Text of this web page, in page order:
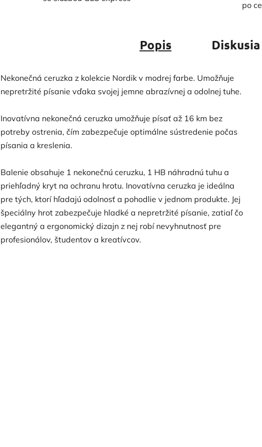
po
Popis Diskusia
Nekonečná ceruzka z kolekcie Nordik v modrej farbe. Umožňuje
nepretržité písanie vďaka svojej jemne abrazívnej a odolnej tuhe.
Inovatívna nekonečná ceruzka umožňuje písať až 16 km bez
potreby ostrenia, čím zabezpečuje optimálne sústredenie počas
písania a kreslenia.
Balenie obsahuje 1 nekonečnú ceruzku, 1 HB náhradnú tuhu a
priehľadný kryt na ochranu hrotu. Inovatívna ceruzka je ideálna
pre tých, ktorí hľadajú odolnosť a pohodlie v jednom produkte. Jej
špeciálny hrot zabezpečuje hladké a nepretržité písanie, zatiaľ čo
elegantný a ergonomický dizajn z nej robí nevyhnutnosť pre
profesionálov, študentov a kreatívcov.